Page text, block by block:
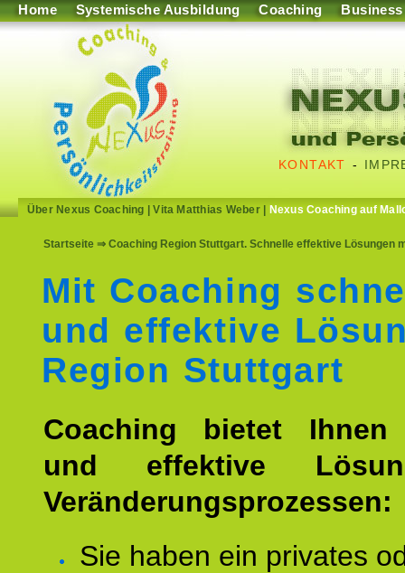
Home Systemische Ausbildung Coaching Business
KONTAKT -
Über Nexus Coaching |Vita Matthias Weber| Nexus Coaching auf
Startseite ⇒ Coaching Region Stuttgart. Schnelle effektive Lösungen
Mit Coaching
und effektive
Region Stuttgart
Coaching bietet Ihnen
und effektive
Veränderungsprozessen:
Sie haben ein privates